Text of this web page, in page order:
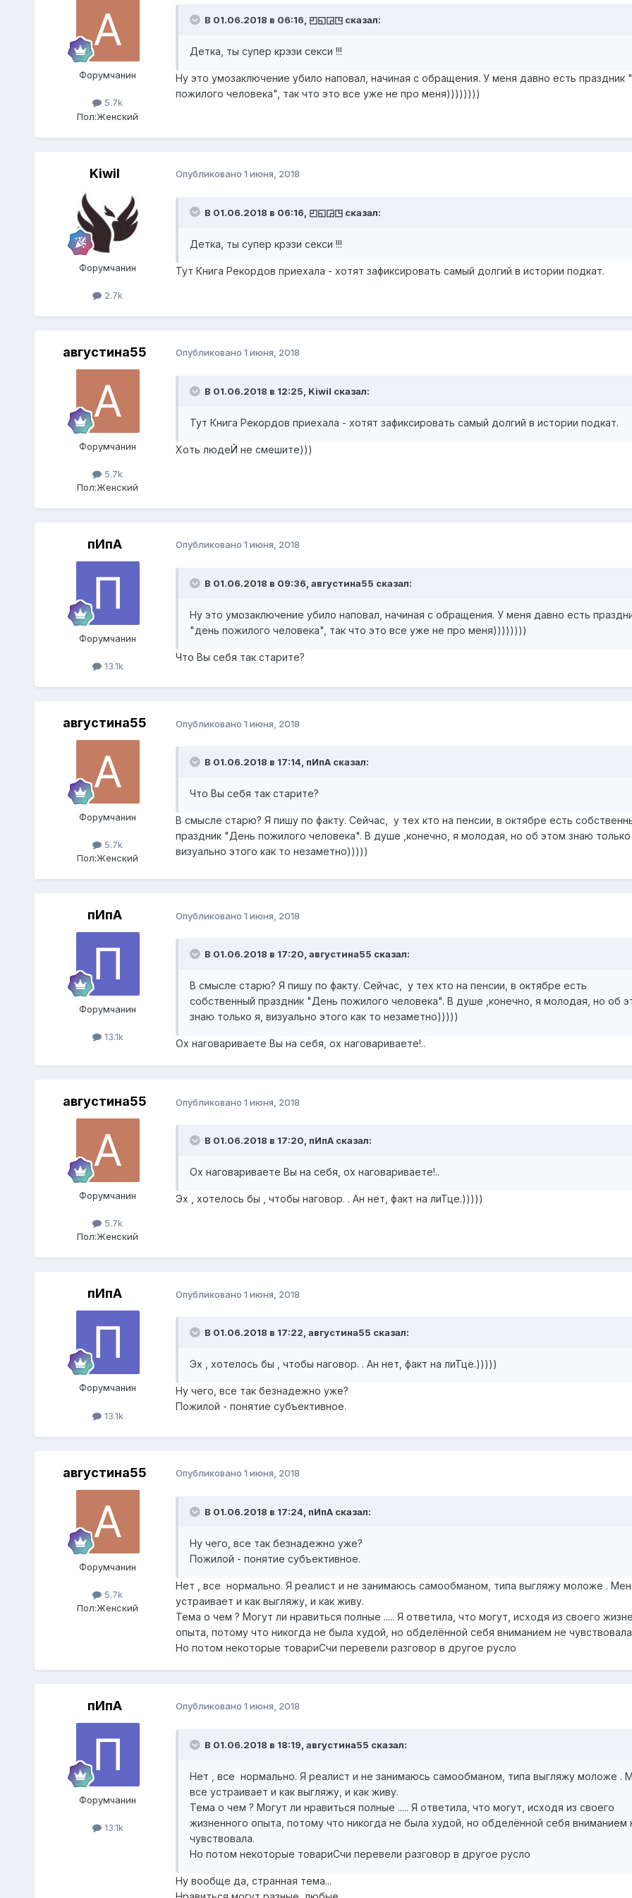
Форумчанин
5.7k
Пол:Женский
В 01.06.2018 в 06:16, ◰◱◲◳сказал:
Детка, ты супер крэзи секси !!!
Ну это умозаключение убило наповал, начиная с обращения. У меня давно есть праздник
пожилого человека", так что это все уже не про меня))))))))
Kiwil
Форумчанин
2.7k
Опубликовано 1 июня, 2018
В 01.06.2018 в 06:16, ◰◱◲◳сказал:
Детка, ты супер крэзи секси !!!
Тут Книга Рекордов приехала - хотят зафиксировать самый долгий в истории подкат.
августина55
Форумчанин
5.7k
Пол:Женский
Опубликовано 1 июня, 2018
В 01.06.2018 в 12:25, Kiwil сказал:
Тут Книга Рекордов приехала - хотят зафиксировать самый долгий в истории подкат.
Хоть людеЙ не смешите)))
пИпА
Форумчанин
13.1k
Опубликовано 1 июня, 2018
В 01.06.2018 в 09:36, августина55 сказал:
Ну это умозаключение убило наповал, начиная с обращения. У меня давно есть
"день пожилого человека", так что это все уже не про меня))))))))
Что Вы себя так старите?
августина55
Форумчанин
5.7k
Пол:Женский
Опубликовано 1 июня, 2018
В 01.06.2018 в 17:14, пИпАсказал:
Что Вы себя так старите?
В смысле старю? Я пишу по факту. Сейчас, у тех кто на пенсии, в октябре есть
праздник "День пожилого человека". В душе ,конечно, я молодая, но об этом знаю только
визуально этого как то незаметно)))))
пИпА
Форумчанин
13.1k
Опубликовано 1 июня, 2018
В 01.06.2018 в 17:20, августина55 сказал:
В смысле старю? Я пишу по факту. Сейчас, у тех кто на пенсии, в октябре есть
собственный праздник "День пожилого человека". В душе ,конечно, я молодая, но об
знаю только я, визуально этого как то незаметно)))))
Ох наговариваете Вы на себя, ох наговариваете!..
августина55
Форумчанин
5.7k
Пол:Женский
Опубликовано 1 июня, 2018
В 01.06.2018 в 17:20, пИпАсказал:
Ох наговариваете Вы на себя, ох наговариваете!..
Эх , хотелось бы , чтобы наговор. . Ан нет, факт на лиТце.)))))
пИпА
Форумчанин
13.1k
Опубликовано 1 июня, 2018
В 01.06.2018 в 17:22, августина55 сказал:
Эх , хотелось бы , чтобы наговор. . Ан нет, факт на лиТце.)))))
Ну чего, все так безнадежно уже?
Пожилой - понятие субъективное.
августина55
Форумчанин
5.7k
Пол:Женский
Опубликовано 1 июня, 2018
В 01.06.2018 в 17:24, пИпАсказал:
Ну чего, все так безнадежно уже?
Пожилой - понятие субъективное.
Нет , все нормально. Я реалист и не занимаюсь самообманом, типа выгляжу моложе .
устраивает и как выгляжу, и как живу.
Тема о чем ? Могут ли нравиться полные ..... Я ответила, что могут, исходя из своего
опыта, потому что никогда не была худой, но обделённой себя вниманием не
Но потом некоторые товариСчи перевели разговор в другое русло
пИпА
Форумчанин
13.1k
Опубликовано 1 июня, 2018
В 01.06.2018 в 18:19, августина55 сказал:
Нет , все нормально. Я реалист и не занимаюсь самообманом, типа выгляжу моложе .
все устраивает и как выгляжу, и как живу.
Тема о чем ? Могут ли нравиться полные ..... Я ответила, что могут, исходя из своего
жизненного опыта, потому что никогда не была худой, но обделённой себя вниманием
чувствовала.
Но потом некоторые товариСчи перевели разговор в другое русло
Ну вообще да, странная тема...